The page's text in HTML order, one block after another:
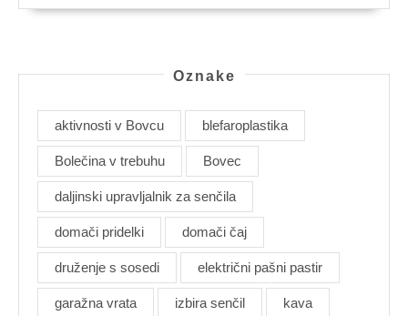
Oznake
aktivnosti v Bovcu blefaroplastika
Bolečina v trebuhu Bovec
daljinski upravljalnik za senčila
domači pridelki domači čaj
druženje s sosedi električni pašni pastir
garažna vrata izbira senčil kava